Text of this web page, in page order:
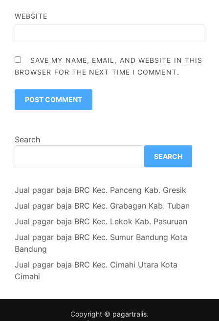
WEBSITE
SAVE MY NAME, EMAIL, AND WEBSITE IN THIS
BROWSER FOR THE NEXT TIME I COMMENT.
Search
SEARCH
Jual pagar baja BRC Kec. Panceng Kab. Gresik
Jual pagar baja BRC Kec. Grabagan Kab. Tuban
Jual pagar baja BRC Kec. Lekok Kab. Pasuruan
Jual pagar baja BRC Kec. Sumur Bandung Kota
Bandung
Jual pagar baja BRC Kec. Cimahi Utara Kota
Cimahi
Copyright © pagartralis.